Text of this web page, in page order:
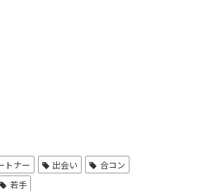
トナー 出会い
合コン
若手